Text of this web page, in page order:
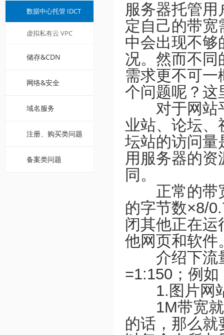
数据中心托管 IDCT
虚拟私有云 VPC
储存&CDN
网络&安全
域名服务
注册、购买类问题
备案类问题
服务器托管
定自己的带
中会出现不够
况。然而不同
需求更不可
个问题呢？这
对于网站平
业站、论坛、
坛站的访问量
用服务器的
同。
正常的带宽
的字节数×8/
闭其他正在
他网页和软件
介绍下流量
=1:150；例
1.图片网站
1M带宽就
的话，那么